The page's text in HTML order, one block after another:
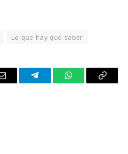
Lo que hay que saber
Email TelegramWhatsAppCopy